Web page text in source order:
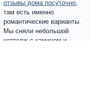
отзывы дома посуточно,
там есть именно
романтические варианты.
Мы сняли небольшой
коттедж с камином и